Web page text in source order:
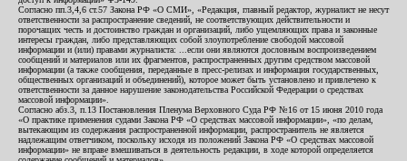
Согласно пп.3,4,6 ст.57 Закона РФ «О СМИ», «Редакция, главный редактор, журналист не несут
ответственности за распространение сведений, не соответствующих действительности и
порочащих честь и достоинство граждан и организаций, либо ущемляющих права и законные
интересы граждан, либо представляющих собой злоупотребление свободой массовой
информации и (или) правами журналиста: ...если они являются дословным воспроизведением
сообщений и материалов или их фрагментов, распространенных другим средством массовой
информации (а также сообщения, переданные в пресс-релизах и информация государственных,
общественных организаций и объединений), которое может быть установлено и привлечено к
ответственности за данное нарушение законодательства Российской Федерации о средствах
массовой информации».
Согласно абз.3, п.13 Постановления Пленума Верховного Суда РФ №16 от 15 июня 2010 года
«О практике применения судами Закона РФ «О средствах массовой информации», «по делам,
вытекающим из содержания распространенной информации, распространитель не является
надлежащим ответчиком, поскольку исходя из положений Закона РФ «О средствах массовой
информации» не вправе вмешиваться в деятельность редакции, в ходе которой определяется